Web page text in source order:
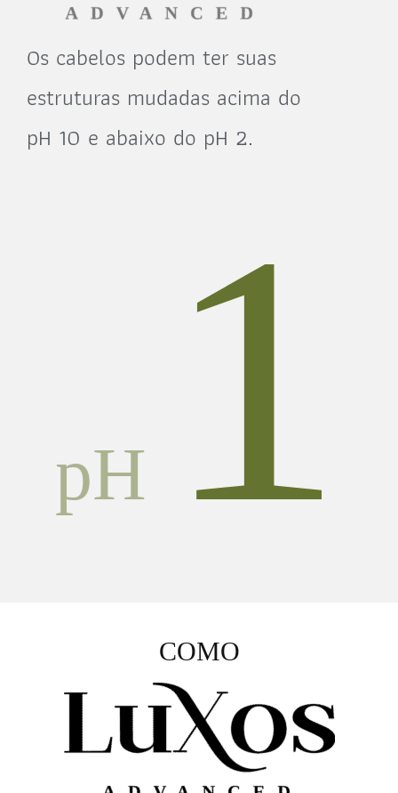
Os cabelos podem ter suas
estruturas mudadas acima do
pH 10 e abaixo do pH 2.
pH 1
COMO